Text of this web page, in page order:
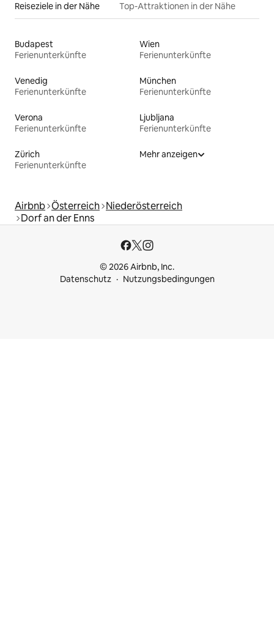
Reiseziele in der Nähe Top-Attraktionen in der Nähe
Budapest
Ferienunterkünfte
Wien
Ferienunterkünfte
Venedig
Ferienunterkünfte
München
Ferienunterkünfte
Verona
Ferienunterkünfte
Ljubljana
Ferienunterkünfte
Zürich
Ferienunterkünfte
Mehr anzeigen
Airbnb Österreich Niederösterreich
Dorf an der Enns
© 2026 Airbnb, Inc.
Datenschutz
Nutzungsbedingungen